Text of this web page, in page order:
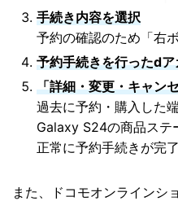
手続き内容を選択
予約の確認のため「右
予約手続きを行ったd
「詳細・変更・キャン
過去に予約・購入した
Galaxy S24の商品ステ
正常に予約手続きが完了
また、ドコモオンラインシ